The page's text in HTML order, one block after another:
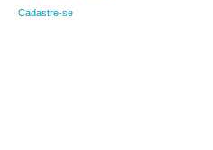
Cadastre-se